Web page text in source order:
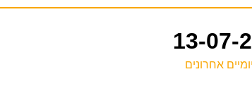
אחרונים